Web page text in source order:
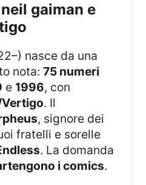
nasce da una
nota:75 numeri
e 1996, con
Vertigo. Il
, signore dei
fratelli e sorelle
. La domanda
i comics.